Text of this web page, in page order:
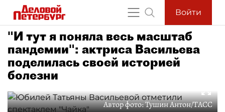
Войти
"И тут я поняла весь масштаб
пандемии": актриса Васильева
поделилась своей историей
болезни
Автор фото:Тушин Антон/ТАСС